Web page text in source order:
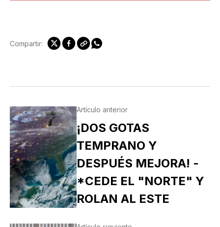
Compartir:
Artículo anterior
¡DOS GOTAS
TEMPRANO Y
DESPUÉS MEJORA! -
*CEDE EL "NORTE" Y
ROLAN AL ESTE